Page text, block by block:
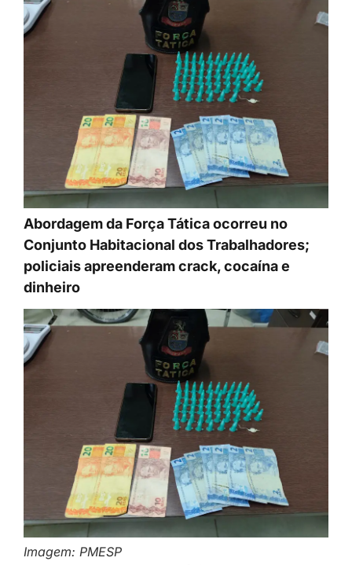
Abordagem da Força Tática ocorreu no
Conjunto Habitacional dos Trabalhadores;
policiais apreenderam crack, cocaína e
dinheiro
Imagem: PMESP